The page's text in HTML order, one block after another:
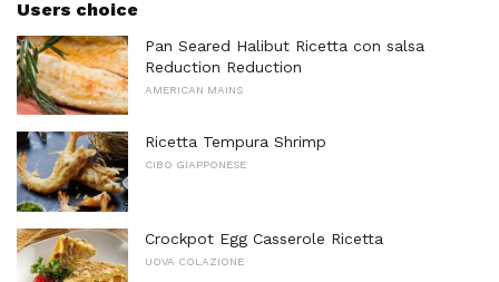
Users choice
Pan Seared Halibut Ricetta con salsa
Reduction Reduction
AMERICAN MAINS
Ricetta Tempura Shrimp
CIBO GIAPPONESE
Crockpot Egg Casserole Ricetta
UOVA COLAZIONE